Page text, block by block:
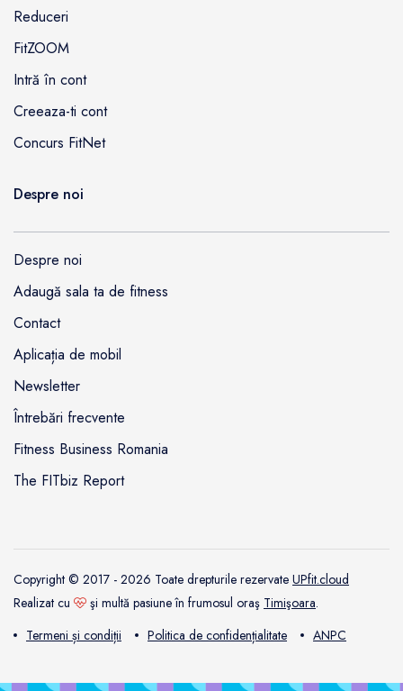
Reduceri
FitZOOM
Intră în cont
Creeaza-ti cont
Concurs FitNet
Despre noi
Despre noi
Adaugă sala ta de fitness
Contact
Aplicația de mobil
Newsletter
Întrebări frecvente
Fitness Business Romania
The FITbiz Report
Copyright © 2017 - 2026 Toate drepturile rezervate UPfit.cloud
Realizat cu
şi multă pasiune în frumosul oraş Timişoara.
Termeni și condiții
Politica de confidențialitate ANPC